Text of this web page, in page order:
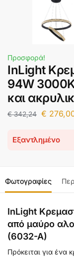
Προσφορά!
InLight
94W
και
€342,24 €
Εξαντλημένο
Φωτογραφίες
InLight
από μαύρο
(6032-A)
Πρόκειται για ένα